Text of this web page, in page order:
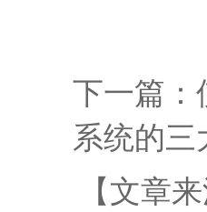
下一篇：
系统的
【文章